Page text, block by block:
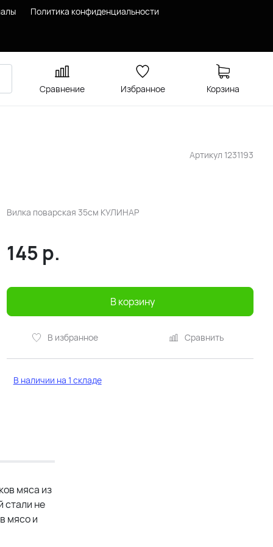
Политика конфиденциальности
Сравнение Избранное Корзина
Артикул 1231193
Вилка поварская 35см КУЛИНАР
145 р.
В корзину
В избранное Сравнить
В наличии на 1 складе
мяса из
стали не
мясо и